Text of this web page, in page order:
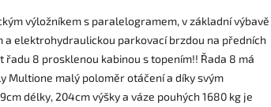
výložníkem s paralelogramem, v základní výbavě
a elektrohydraulickou parkovací brzdou na předních
řadu 8 prosklenou kabinou s topením!! Řada 8 má
Multione malý poloměr otáčení a díky svým
délky, 204cm výšky a váze pouhých 1680 kg je